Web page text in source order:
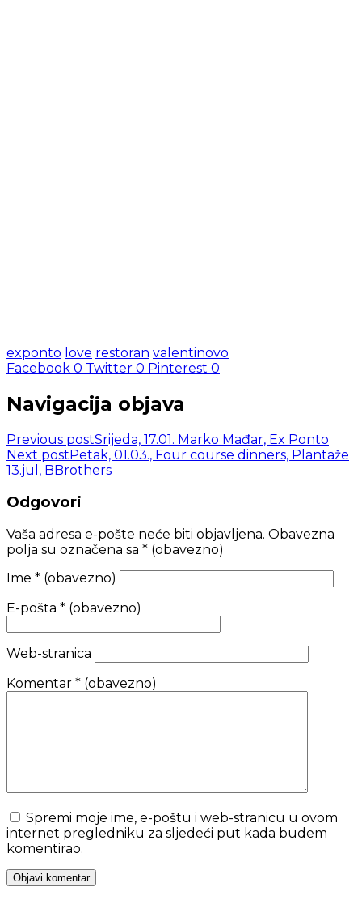
exponto love restoran valentinovo
Facebook 0 Twitter 0 Pinterest 0
Navigacija objava
Previous postSrijeda, 17.01. Marko Mađar, Ex Ponto
Next postPetak, 01.03., Four course dinners, Plantaže
13.jul, BBrothers
Odgovori
Vaša adresa e-pošte neće biti objavljena. Obavezna
polja su označena sa * (obavezno)
Ime * (obavezno)
E-pošta * (obavezno)
Web-stranica
Komentar * (obavezno)
Spremi moje ime, e-poštu i web-stranicu u ovom
internet pregledniku za sljedeći put kada budem
komentirao.